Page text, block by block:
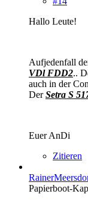
Hallo Leute!
Aufjedenfall
VDl FDD2..
auch in der
DerSetra S
Euer AnDi
Zitieren
Papierboot-